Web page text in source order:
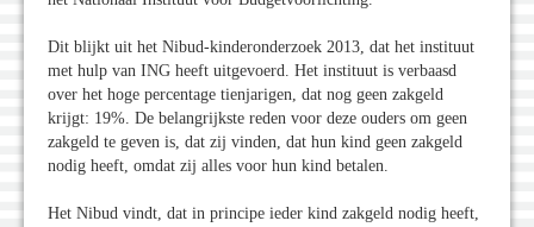
Dit blijkt uit het Nibud-kinderonderzoek 2013, dat het instituut
met hulp van ING heeft uitgevoerd. Het instituut is verbaasd
over het hoge percentage tienjarigen, dat nog geen zakgeld
krijgt: 19%. De belangrijkste reden voor deze ouders om geen
zakgeld te geven is, dat zij vinden, dat hun kind geen zakgeld
nodig heeft, omdat zij alles voor hun kind betalen.
Het Nibud vindt, dat in principe ieder kind zakgeld nodig heeft,